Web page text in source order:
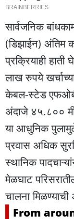
सार्वजनिक
(डिझाईन) अंतिम
प्रक्रियाही
लाख रुपये
केबल-स्टेड एफओबी
अंदाजे ४५.८००
या आधुनिक
प्रवास अधिक
स्थानिक
मेळघाट
चालना
From